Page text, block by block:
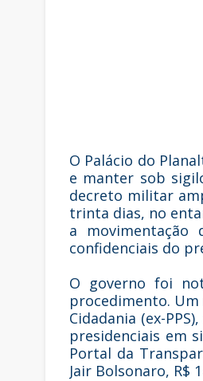
O Palácio do
e manter sob
decreto militar
trinta dias, no
a movimentação
confidenciais do
O governo foi
procedimento.
Cidadania (ex-
presidenciais em
Portal da
Jair Bolsonaro, R$